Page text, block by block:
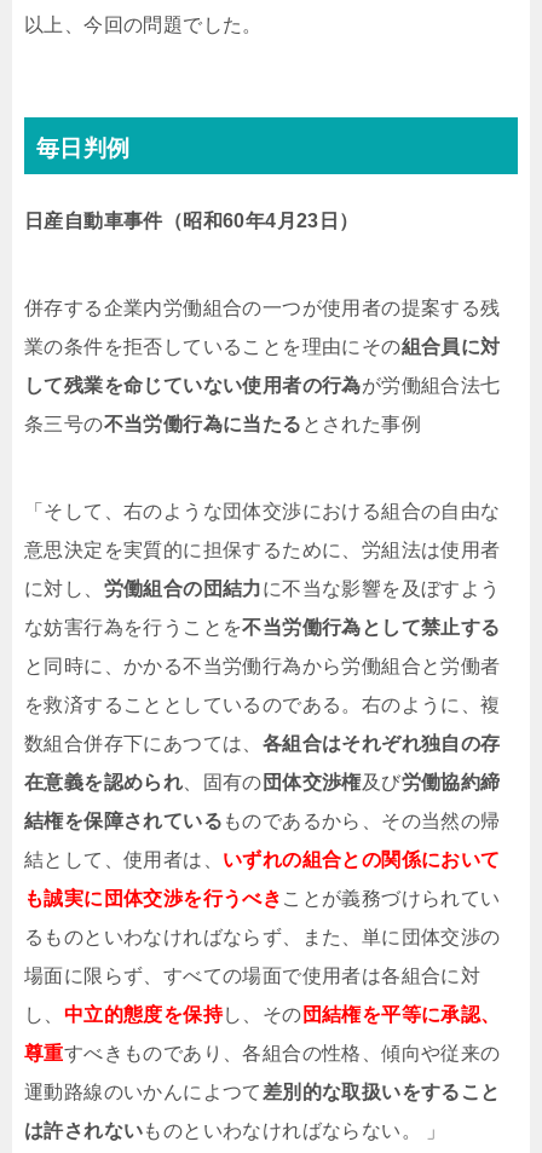
以上、今回の問題でした。
毎日判例
日産自動車事件（昭和60年4月23日）
併存する企業内労働組合の一つが使用者の提案する残
業の条件を拒否していることを理由にその組合員に対
して残業を命じていない使用者の行為が労働組合法七
条三号の不当労働行為に当たる とされた事例
「 そして、右のような団体交渉における組合の自由な
意思決定を実質的に担保するために、労組法は使用者
に対し、 労働組合の団結力に不当な影響を及ぼすよう
な妨害行為を行うことを不当労働行為として禁止する
と同時に、かかる不当労働行為から労働組合と労働者
を救済することとしているのである。右のように、複
数組合併存下にあつては、 各組合はそれぞれ独自の存
在意義を認められ 、固有の 団体交渉権及び労働協約締
結権を保障されている ものであるから、その当然の帰
結として、使用者は、 いずれの組合との関係において
も誠実に団体交渉を行うべき ことが義務づけられてい
るものといわなければならず、また、単に団体交渉の
場面に限らず、すべての場面で使用者は各組合に対
し、 中立的態度を保持し、その 団結権を平等に承認、
尊重すべきものであり、各組合の性格、傾向や従来の
運動路線のいかんによつて 差別的な取扱いをすること
は許されないものといわなければならない。 」